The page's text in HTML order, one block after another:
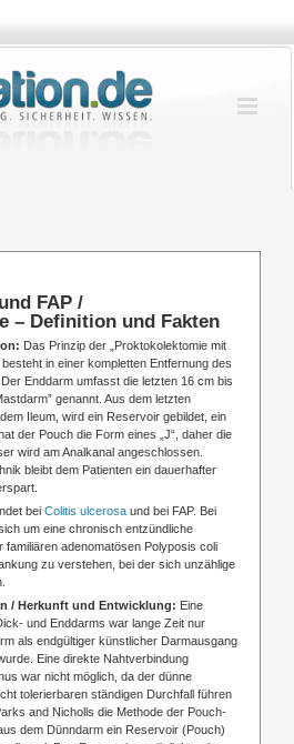
FAP /
– Definition und Fakten
Das Prinzip der „Proktokolektomie mit
in einer kompletten Entfernung des
Enddarm umfasst die letzten 16 cm bis
genannt. Aus dem letzten
Ileum, wird ein Reservoir gebildet, ein
der Pouch die Form eines „J“, daher die
wird am Analkanal angeschlossen.
bleibt dem Patienten ein dauerhafter
bei Colitis ulcerosa und bei FAP. Bei
um eine chronisch entzündliche
adenomatösen Polyposis coli
zu verstehen, bei der sich unzählige
/ Herkunft und Entwicklung: Eine
und Enddarms war lange Zeit nur
als endgültiger künstlicher Darmausgang
Eine direkte Nahtverbindung
war nicht möglich, da der dünne
tolerierbaren ständigen Durchfall führen
and Nicholls die Methode der Pouch-
dem Dünndarm ein Reservoir (Pouch)